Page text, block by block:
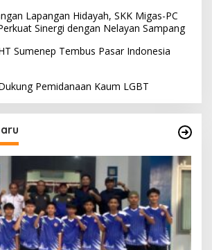
Lapangan Hidayah, SKK Migas-PC
Sinergi dengan Nelayan Sampang
Sumenep Tembus Pasar Indonesia
Pemidanaan Kaum LGBT